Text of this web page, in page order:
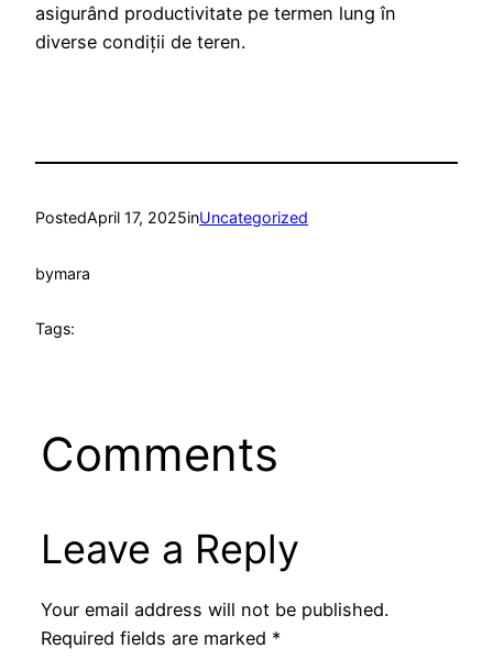
asigurând productivitate pe termen lung în
diverse condiții de teren.
PostedApril 17, 2025inUncategorized
bymara
Tags:
Comments
Leave a Reply
Your email address will not be published.
Required fields are marked *